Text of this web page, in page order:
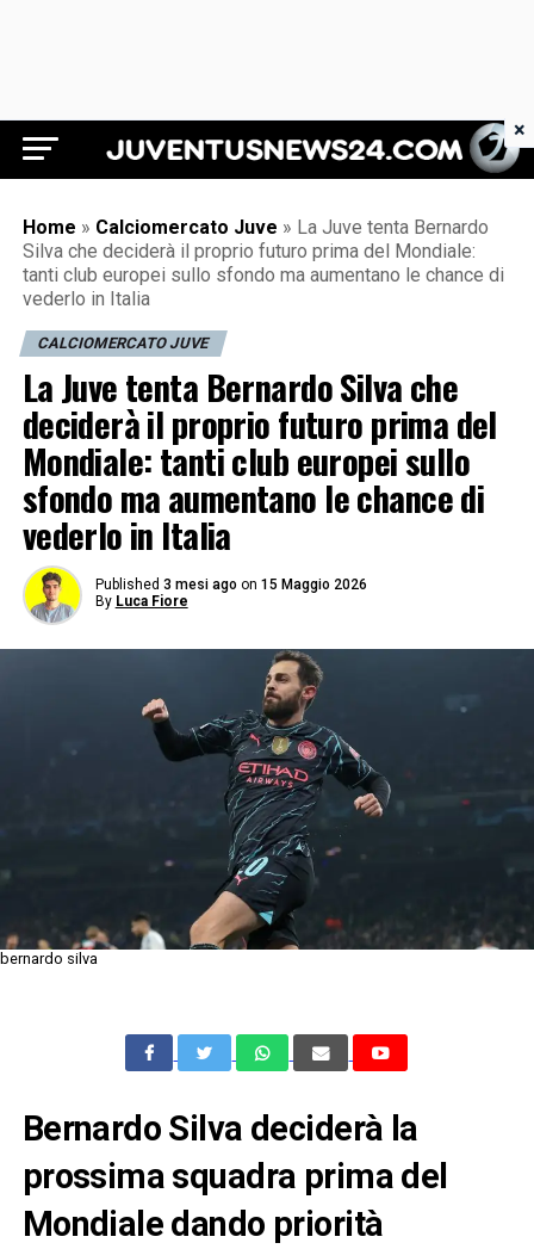
Juventus News 24
Home » Calciomercato Juve » La Juve tenta Bernardo
Silva che deciderà il proprio futuro prima del Mondiale:
tanti club europei sullo sfondo ma aumentano le chance di
vederlo in Italia
CALCIOMERCATO JUVE
La Juve tenta Bernardo Silva che
deciderà il proprio futuro prima del
Mondiale: tanti club europei sullo
sfondo ma aumentano le chance di
vederlo in Italia
Published 3 mesi ago on 15 Maggio 2026
By Luca Fiore
bernardo silva
Bernardo Silva deciderà la
prossima squadra prima del
Mondiale dando priorità
×